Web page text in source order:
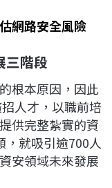
網路安全風險
三階段
根本原因，因此
人才，以職前培
供完整紮實的資
就吸引逾700人
安領域未來發展